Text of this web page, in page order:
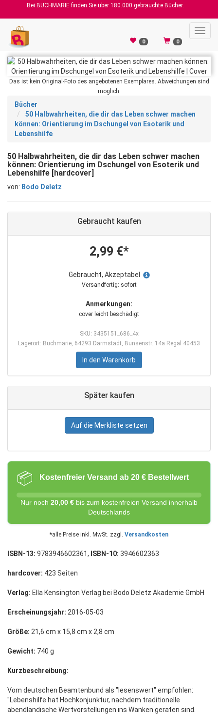
Bei BUCHMARIE finden Sie über 180.000 gebrauchte Bücher.
0 0
Das ist kein Original-Foto des angebotenen Exemplares. Abweichungen sind
möglich.
Bücher
50 Halbwahrheiten, die dir das Leben schwer machen
können: Orientierung im Dschungel von Esoterik und
Lebenshilfe
50 Halbwahrheiten, die dir das Leben schwer machen
können: Orientierung im Dschungel von Esoterik und
Lebenshilfe [hardcover]
von: Bodo Deletz
Gebraucht kaufen
2,99 €*
Gebraucht, Akzeptabel
Versandfertig: sofort
Anmerkungen:
cover leicht beschädigt
SKU: 3435151_686_4x
Lagerort: Buchmarie, 64293 Darmstadt, Bunsenstr. 14a Regal 40453
In den Warenkorb
Später kaufen
Auf die Merkliste setzen
📦 Kostenfreier Versand ab 20 € Bestellwert
Nur noch 20,00 € bis zum kostenfreien Versand innerhalb
Deutschlands
*alle Preise inkl. MwSt. zzgl. Versandkosten
ISBN-13: 9783946602361, ISBN-10: 3946602363
hardcover: 423 Seiten
Verlag: Ella Kensington Verlag bei Bodo Deletz Akademie GmbH
Erscheinungsjahr: 2016-05-03
Größe: 21,6 cm x 15,8 cm x 2,8 cm
Gewicht: 740 g
Kurzbeschreibung:
Vom deutschen Beamtenbund als "lesenswert" empfohlen:
"Lebenshilfe hat Hochkonjunktur, nachdem traditionelle
abendländische Wertvorstellungen ins Wanken geraten sind.